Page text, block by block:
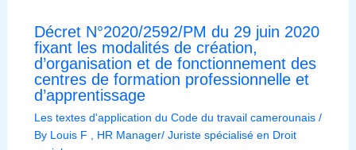
Décret N°2020/2592/PM du 29 juin 2020
fixant les modalités de création,
d’organisation et de fonctionnement des
centres de formation professionnelle et
d’apprentissage
Les textes d'application du Code du travail camerounais/
By Louis F , HR Manager/ Juriste spécialisé en Droit